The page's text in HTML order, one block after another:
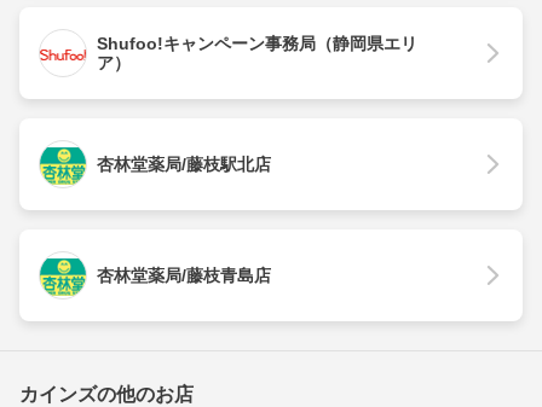
Shufoo!キャンペーン事務局（静岡県エリ
ア）
杏林堂薬局/藤枝駅北店
杏林堂薬局/藤枝青島店
カインズの他のお店